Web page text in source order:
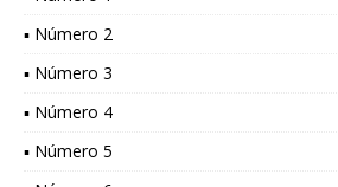
▪ Número 2
▪ Número 3
▪ Número 4
▪ Número 5